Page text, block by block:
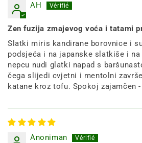
AH
Zen fuzija zmajevog voća i tatami
Slatki miris kandirane borovnice i
podsjeća i na japanske slatkiše i
nepcu nudi glatki napad s
čega slijedi cvjetni i mentolni
katane kroz tofu. Spokoj zajamčen
Anoniman